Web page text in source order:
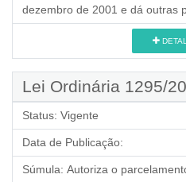
dezembro de 2001 e dá outras
Lei Ordinária 1295/
Status: Vigente
Data de Publicação:
Súmula: Autoriza o